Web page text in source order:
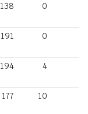
138 0
191 0
194 4
177 10